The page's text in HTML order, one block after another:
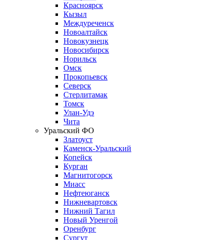
Красноярск
Кызыл
Междуреченск
Новоалтайск
Новокузнецк
Новосибирск
Норильск
Омск
Прокопьевск
Северск
Стерлитамак
Томск
Улан-Удэ
Чита
Уральский ФО
Златоуст
Каменск-Уральский
Копейск
Курган
Магнитогорск
Миасс
Нефтеюганск
Нижневартовск
Нижний Тагил
Новый Уренгой
Оренбург
Сургут